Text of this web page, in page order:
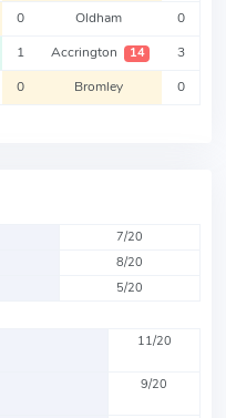
0 Oldham 0
1 Accrington 14 3
0 Bromley 0
7/20
8/20
5/20
11/20
9/20